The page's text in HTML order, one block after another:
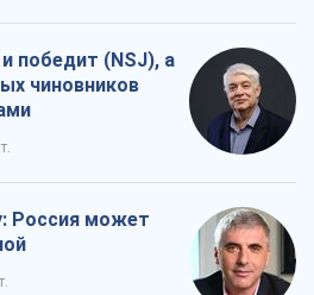
победит (NSJ), а
чиновников
Россия может